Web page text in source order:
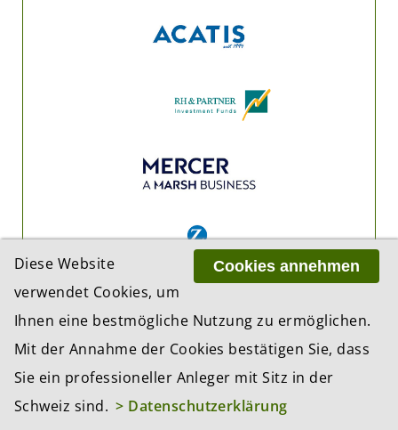
ADRESSE
Cookies annehmen
Diese Website
verwendet Cookies, um
Ihnen eine bestmögliche Nutzung zu ermöglichen.
Mit der Annahme der Cookies bestätigen Sie, dass
Sie ein professioneller Anleger mit Sitz in der
Schweiz sind. > Datenschutzerklärung